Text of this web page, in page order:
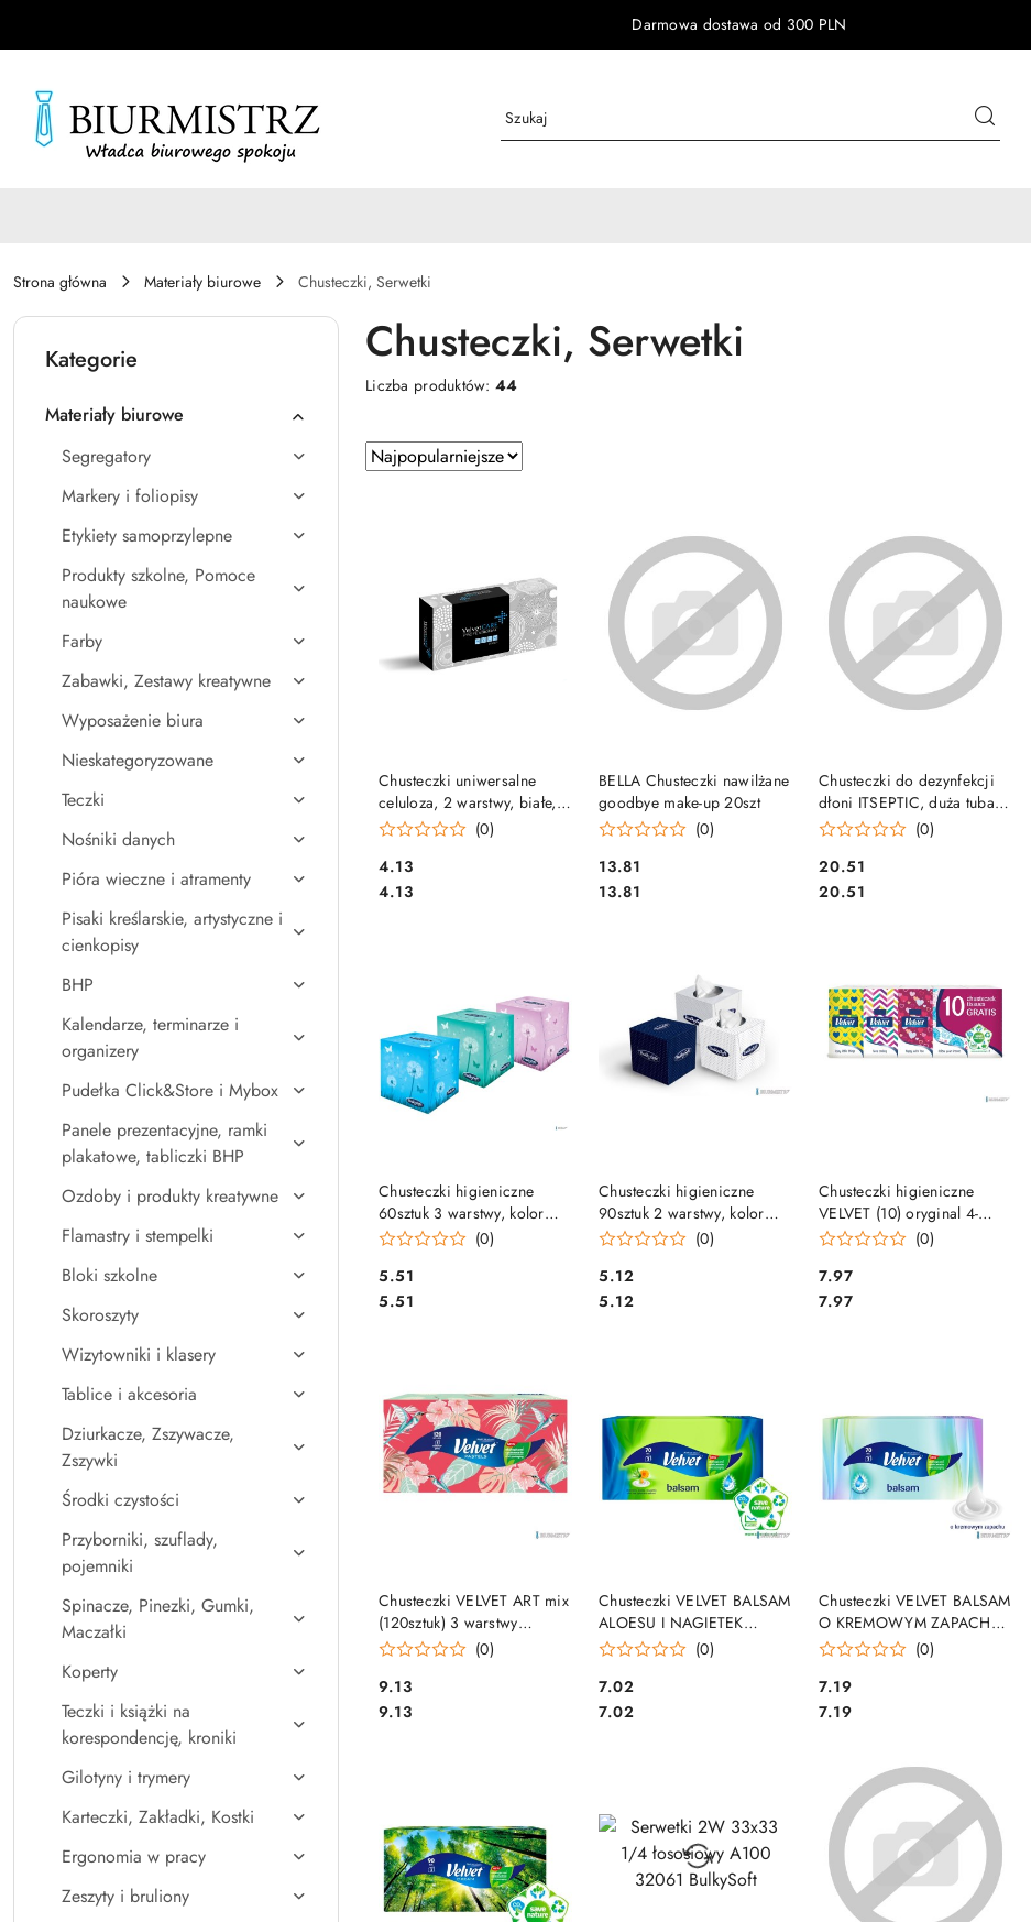
Darmowa dostawa od 300 PLN
Strona główna Materiały biurowe Chusteczki, Serwetki
Kategorie
Materiały biurowe
Segregatory
Markery i foliopisy
Etykiety samoprzylepne
Produkty szkolne, Pomoce
naukowe
Farby
Zabawki, Zestawy kreatywne
Wyposażenie biura
Nieskategoryzowane
Teczki
Nośniki danych
Pióra wieczne i atramenty
Pisaki kreślarskie, artystyczne i
cienkopisy
BHP
Kalendarze, terminarze i
organizery
Pudełka Click&Store i Mybox
Panele prezentacyjne, ramki
plakatowe, tabliczki BHP
Ozdoby i produkty kreatywne
Flamastry i stempelki
Bloki szkolne
Skoroszyty
Wizytowniki i klasery
Tablice i akcesoria
Dziurkacze, Zszywacze,
Zszywki
Środki czystości
Przyborniki, szuflady,
pojemniki
Spinacze, Pinezki, Gumki,
Maczałki
Koperty
Teczki i książki na
korespondencję, kroniki
Gilotyny i trymery
Karteczki, Zakładki, Kostki
Ergonomia w pracy
Zeszyty i bruliony
Chusteczki, Serwetki
Liczba produktów:44
Zastosowano
sortowanie:
Sortuj
według
Chusteczki uniwersalne
celuloza, 2 warstwy, białe,
BOX (100sztuk) VELVET
(0)
Cena:
4.13
Cena:
4.13
DO KOSZYKA
BELLA Chusteczki nawilżane
goodbye make-up 20szt
(0)
Cena:
13.81
Cena:
13.81
DO KOSZYKA
Chusteczki do dezynfekcji
dłoni ITSEPTIC, duża tuba,
100szt., ITS-998323
(0)
Cena:
20.51
Cena:
20.51
DO KOSZYKA
Chusteczki higieniczne
60sztuk 3 warstwy, kolor
biały, celuloza, kwadrat
(0)
Cena:
5.51
Cena:
5.51
DO KOSZYKA
Chusteczki higieniczne
90sztuk 2 warstwy, kolor
biały, celuloza, kwadrat
(0)
Cena:
5.12
Cena:
5.12
DO KOSZYKA
Chusteczki higieniczne
VELVET (10) oryginal 4-
warstwy białe (0)
Cena:
7.97
Cena:
7.97
DO KOSZYKA
Chusteczki VELVET ART mix
(120sztuk) 3 warstwy
VELVET
(0)
Cena:
9.13
Cena:
9.13
DO KOSZYKA
Chusteczki VELVET BALSAM
ALOESU I NAGIETEK
(70sztuk) 3 warstwy
(0)
Cena:
7.02
Cena:
7.02
DO KOSZYKA
Chusteczki VELVET BALSAM
O KREMOWYM ZAPACHU
(70sztuk) 3 warstwy
(0)
Cena:
7.19
Cena:
7.19
DO KOSZYKA